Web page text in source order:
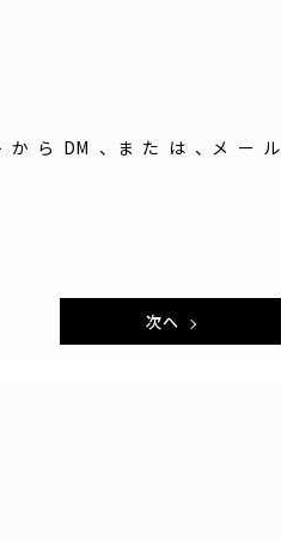
らDM、または、メール
次へ